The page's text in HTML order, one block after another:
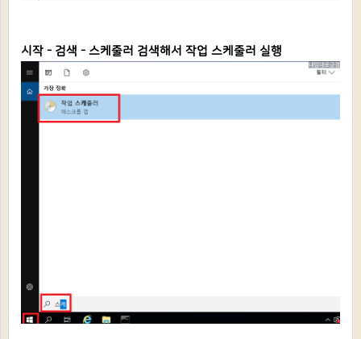
시작 - 검색 - 스케줄러 검색해서 작업 스케줄러 실행